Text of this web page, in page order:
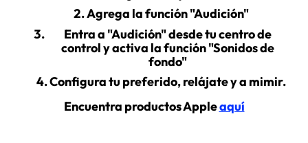
Agrega la función "Audición"
Entra a "Audición" desde tu centro de
control y activa la función "Sonidos de
fondo"
Configura tu preferido, relájate y a mimir.
Encuentra productos Appleaquí